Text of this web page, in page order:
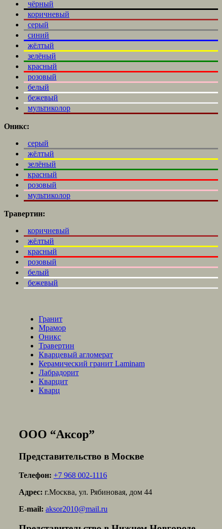
чёрный
коричневый
серый
синий
жёлтый
зелёный
красный
розовый
белый
бежевый
мультиколор
Оникс:
серый
жёлтый
зелёный
красный
розовый
мультиколор
Травертин:
коричневый
жёлтый
красный
розовый
белый
бежевый
Гранит
Мрамор
Оникс
Травертин
Кварцевый агломерат
Керамический гранит Laminam
Лабрадорит
Кварцит
Кварц
ООО “Аксор”
Представительство в Москве
Телефон: +7 968 002-1116
Адрес: г.Москва, ул. Рябиновая, дом 44
E-mail: aksor2010@mail.ru